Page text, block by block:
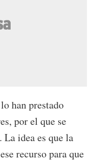
han prestado
por el que se
idea es que la
recurso para que